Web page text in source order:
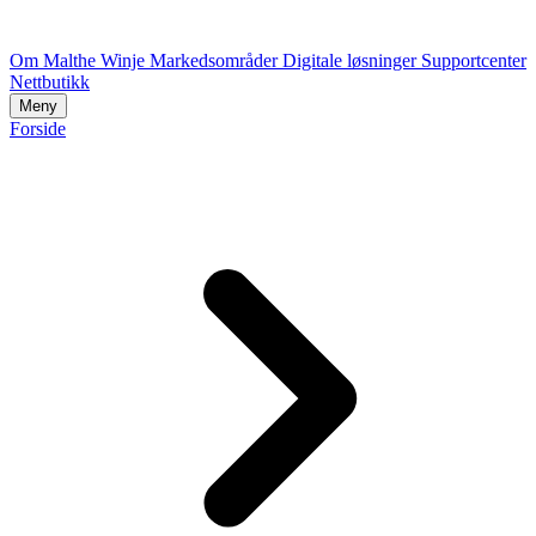
Om Malthe Winje MarkedsområderDigitale løsninger Supportcenter
Nettbutikk
Meny
Forside